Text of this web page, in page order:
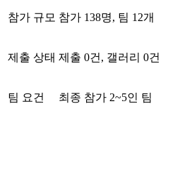
참가 규모 참가 138명, 팀 12개
제출 상태 제출 0건, 갤러리 0건
팀 요건 최종 참가 2~5인 팀